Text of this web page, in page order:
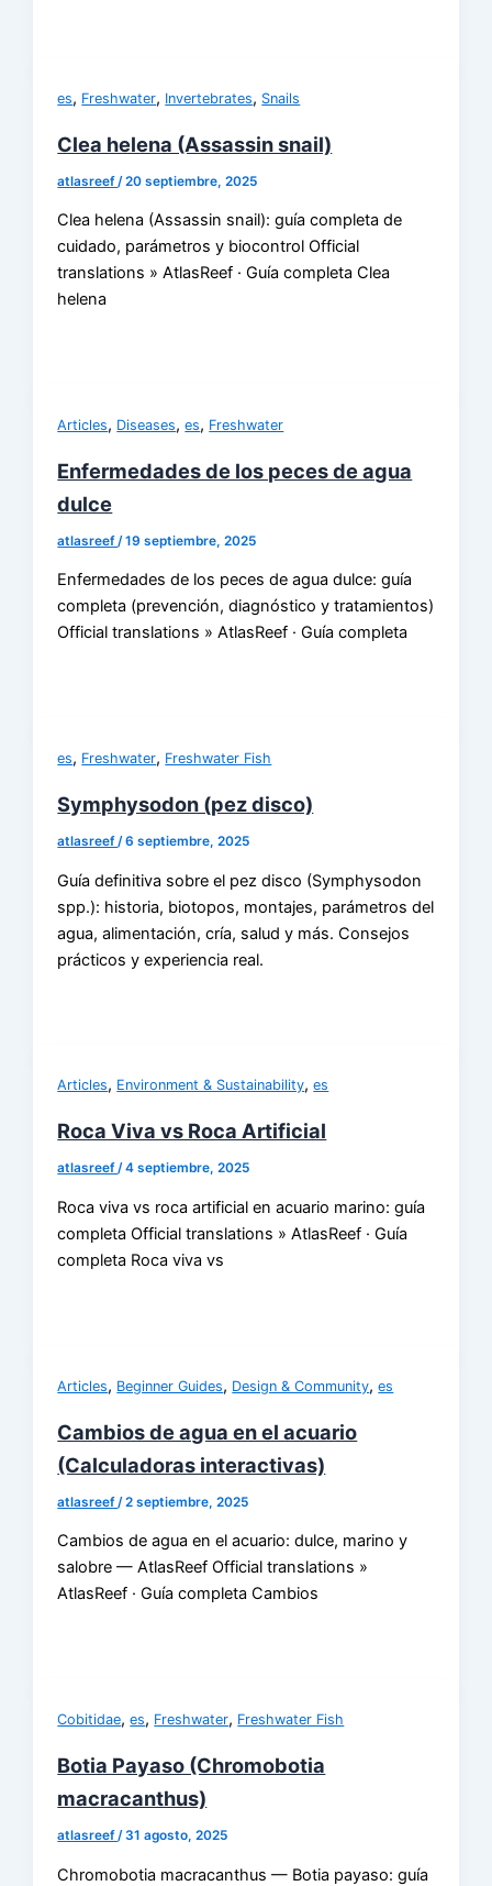
es, Freshwater, Invertebrates, Snails
Clea helena (Assassin snail)
atlasreef /20 septiembre, 2025
Clea helena (Assassin snail): guía completa de
cuidado, parámetros y biocontrol Official
translations » AtlasReef · Guía completa Clea
helena
Articles, Diseases,es, Freshwater
Enfermedades de los peces de agua
dulce
atlasreef/19 septiembre, 2025
Enfermedades de los peces de agua dulce: guía
completa (prevención, diagnóstico y tratamientos)
Official translations » AtlasReef · Guía completa
es, Freshwater, Freshwater Fish
Symphysodon (pez disco)
atlasreef/6 septiembre, 2025
Guía definitiva sobre el pez disco (Symphysodon
spp.): historia, biotopos, montajes, parámetros del
agua, alimentación, cría, salud y más. Consejos
prácticos y experiencia real.
Articles, Environment & Sustainability,es
Roca Viva vs Roca Artificial
atlasreef/4 septiembre, 2025
Roca viva vs roca artificial en acuario marino: guía
completa Official translations » AtlasReef · Guía
completa Roca viva vs
Articles, Beginner Guides, Design & Community,es
Cambios de agua en el acuario
(Calculadoras interactivas)
atlasreef /2 septiembre, 2025
Cambios de agua en el acuario: dulce, marino y
salobre — AtlasReef Official translations »
AtlasReef · Guía completa Cambios
Cobitidae,es, Freshwater, Freshwater Fish
Botia Payaso (Chromobotia
macracanthus)
atlasreef/31 agosto, 2025
Chromobotia macracanthus — Botia payaso: guía